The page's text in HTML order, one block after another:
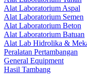
Alat Laboratorium Aspal
Alat Laboratorium Semen
Alat Laboratorium Beton
Alat Laboratorium Batuan
Alat Lab Hidrolika &
Peralatan Pertambangan
General Equipment
Hasil Tambang